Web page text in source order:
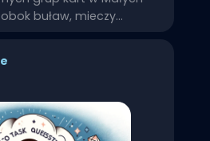
buław, mieczy…